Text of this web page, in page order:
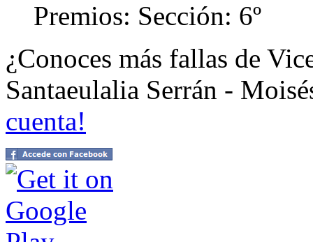
Premios: Sección: 6º
¿Conoces más fallas de
Santaeulalia Serrán -
cuenta!